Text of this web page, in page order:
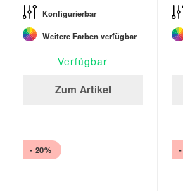
Konfigurierbar
Weitere Farben verfügbar
Verfügbar
Zum Artikel
- 20%